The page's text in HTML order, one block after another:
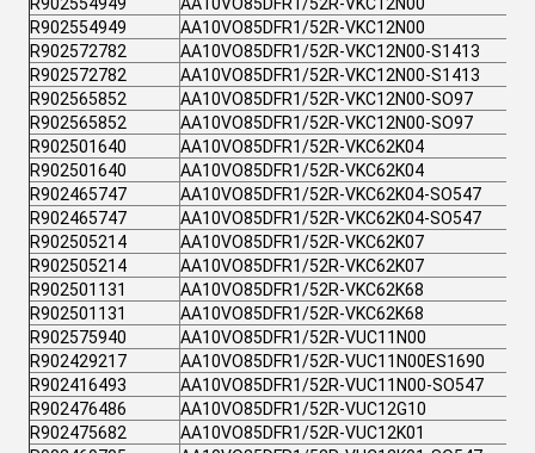
R902554949
AA10VO85DFR1/52R-VKC12N00
R902572782
AA10VO85DFR1/52R-VKC12N00-S1413
R902572782
AA10VO85DFR1/52R-VKC12N00-S1413
R902565852
AA10VO85DFR1/52R-VKC12N00-SO97
R902565852
AA10VO85DFR1/52R-VKC12N00-SO97
R902501640
AA10VO85DFR1/52R-VKC62K04
R902501640
AA10VO85DFR1/52R-VKC62K04
R902465747
AA10VO85DFR1/52R-VKC62K04-SO547
R902465747
AA10VO85DFR1/52R-VKC62K04-SO547
R902505214
AA10VO85DFR1/52R-VKC62K07
R902505214
AA10VO85DFR1/52R-VKC62K07
R902501131
AA10VO85DFR1/52R-VKC62K68
R902501131
AA10VO85DFR1/52R-VKC62K68
R902575940
AA10VO85DFR1/52R-VUC11N00
R902429217
AA10VO85DFR1/52R-VUC11N00ES1690
R902416493
AA10VO85DFR1/52R-VUC11N00-SO547
R902476486
AA10VO85DFR1/52R-VUC12G10
R902475682
AA10VO85DFR1/52R-VUC12K01